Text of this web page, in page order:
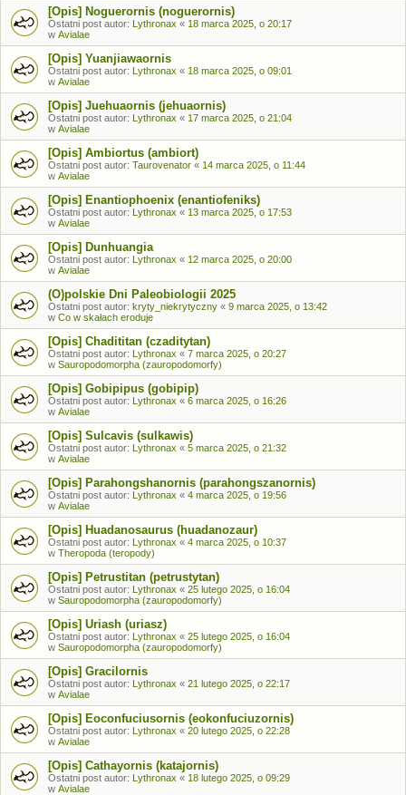
[Opis] Noguerornis (noguerornis)
Ostatni post autor: Lythronax « 18 marca 2025, o 20:17
w Avialae
[Opis] Yuanjiawaornis
Ostatni post autor: Lythronax « 18 marca 2025, o 09:01
w Avialae
[Opis] Juehuaornis (jehuaornis)
Ostatni post autor: Lythronax « 17 marca 2025, o 21:04
w Avialae
[Opis] Ambiortus (ambiort)
Ostatni post autor: Taurovenator « 14 marca 2025, o 11:44
w Avialae
[Opis] Enantiophoenix (enantiofeniks)
Ostatni post autor: Lythronax « 13 marca 2025, o 17:53
w Avialae
[Opis] Dunhuangia
Ostatni post autor: Lythronax « 12 marca 2025, o 20:00
w Avialae
(O)polskie Dni Paleobiologii 2025
Ostatni post autor: kryty_niekrytyczny « 9 marca 2025, o 13:42
w Co w skałach eroduje
[Opis] Chadititan (czaditytan)
Ostatni post autor: Lythronax « 7 marca 2025, o 20:27
w Sauropodomorpha (zauropodomorfy)
[Opis] Gobipipus (gobipip)
Ostatni post autor: Lythronax « 6 marca 2025, o 16:26
w Avialae
[Opis] Sulcavis (sulkawis)
Ostatni post autor: Lythronax « 5 marca 2025, o 21:32
w Avialae
[Opis] Parahongshanornis (parahongszanornis)
Ostatni post autor: Lythronax « 4 marca 2025, o 19:56
w Avialae
[Opis] Huadanosaurus (huadanozaur)
Ostatni post autor: Lythronax « 4 marca 2025, o 10:37
w Theropoda (teropody)
[Opis] Petrustitan (petrustytan)
Ostatni post autor: Lythronax « 25 lutego 2025, o 16:04
w Sauropodomorpha (zauropodomorfy)
[Opis] Uriash (uriasz)
Ostatni post autor: Lythronax « 25 lutego 2025, o 16:04
w Sauropodomorpha (zauropodomorfy)
[Opis] Gracilornis
Ostatni post autor: Lythronax « 21 lutego 2025, o 22:17
w Avialae
[Opis] Eoconfuciusornis (eokonfuciuzornis)
Ostatni post autor: Lythronax « 20 lutego 2025, o 22:28
w Avialae
[Opis] Cathayornis (katajornis)
Ostatni post autor: Lythronax « 18 lutego 2025, o 09:29
w Avialae